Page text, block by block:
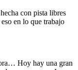
con pista libres
en lo que trabajo
Hoy hay una gran